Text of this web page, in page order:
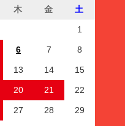
木 金 土
1
6 7 8
13 14 15
20 21 22
27 28 29